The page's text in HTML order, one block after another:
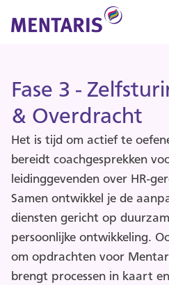
Fase 3 -
& Overdracht
Het is tijd om actief te
bereidt coachgesprekken
leidinggevenden over HR-
Samen ontwikkel je de
diensten gericht op
persoonlijke ontwikkeling.
om opdrachten voor
brengt processen in kaart